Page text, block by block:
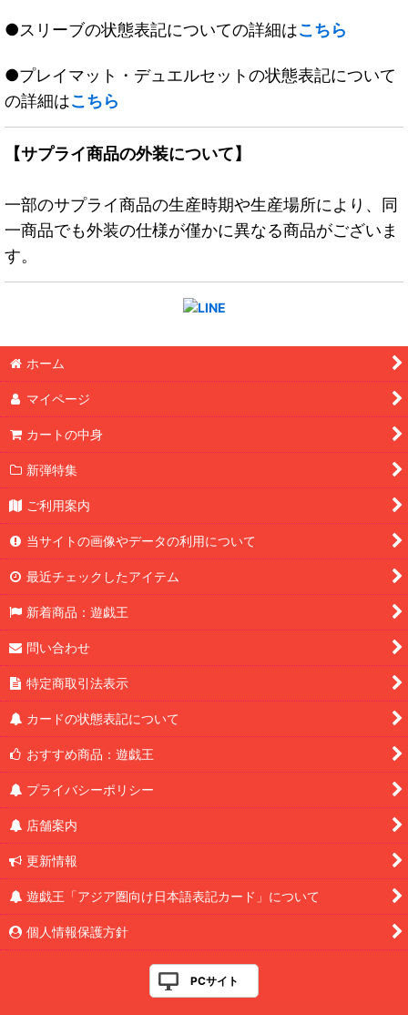
●スリーブの状態表記についての詳細はこちら
●プレイマット・デュエルセットの状態表記について
の詳細はこちら
【サプライ商品の外装について】
一部のサプライ商品の生産時期や生産場所により、同
一商品でも外装の仕様が僅かに異なる商品がございま
す。
ホーム
マイページ
カートの中身
新弾特集
ご利用案内
当サイトの画像やデータの利用について
最近チェックしたアイテム
新着商品：遊戯王
問い合わせ
特定商取引法表示
カードの状態表記について
おすすめ商品：遊戯王
プライバシーポリシー
店舗案内
更新情報
遊戯王「アジア圏向け日本語表記カード」について
個人情報保護方針
PCサイト